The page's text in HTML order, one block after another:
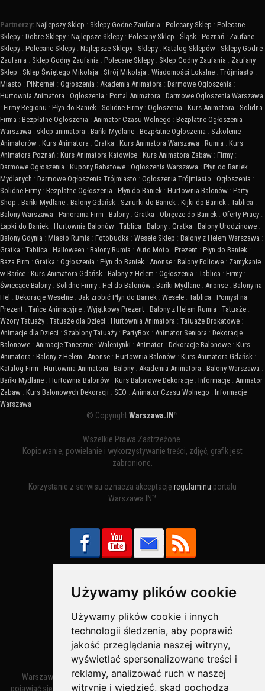
Używamy plików cookie
Używamy plików cookie i innych
technologii śledzenia, aby poprawić
jakość przeglądania naszej witryny,
wyświetlać spersonalizowane treści i
reklamy, analizować ruch w naszej
witrynie i wiedzieć, skąd pochodzą
Partnerzy: Najlepszy Sklep : Sklepy Godne Zaufania : Polecany Sklep : Polecane
Sklepy : Dobre Sklepy : Najlepsze Sklepy : Polecany Sklep : Śląsk : Poznań : Zaufane
Sklepy : Polecane Sklepy : Najlepsze Sklepy : Sklepy : Katalog Sklepów : Sklepy Godne
Zaufania : Sklep Godny Zaufania : Polecane Sklepy : Sklep Godny Zaufania : Zaufany
Sklep : Sklep Świętego Mikołaja : Strój Mikołaja : Wiadomości Lokalne : Trójmiasto :
Miasto : PINternet : Ogłoszenia : Akademia Animatora : Darmowe Ogłoszenia :
Hurtownia Animatora : Ogłoszenia : Portal Animatora : Darmowe Ogłoszenia Warszawa
: Firmy Regionu : Płyn do Baniek : Solidne Firmy : Ogłoszenia : Kurs Animatora : Solidna
Firma : Bezpłatne Ogłoszenia : Animator Czasu Wolnego : Bezpłatne Ogłoszenia
Warszawa : sklep animatora : Bańki Mydlane : Bezpłatne Ogłoszenia : Szkolenie
Animatorów : Kurs Animatora : Gratka : Kurs Animatora Warszawa : Rumia : Kurs
Animatora Poznań : Kurs Animatora Katowice : Kurs Animatora Zabaw : Firmy :
Darmowe Ogłoszenia : Kupony Rabatowe : Ogłoszenia Warszawa : Płyn do Baniek
Mydlanych : Darmowe Ogłoszenia Trójmiasto : Ogłoszenia Trójmiasto : Ogłoszenia :
Solidne Firmy : Bezpłatne Ogłoszenia : Płyn do Baniek : Hurtownia Balonów : Party
Shop : Bańki Mydlane : Balony Gdańsk : Sznurki do Baniek : Kijki do Baniek : Tablica :
Balony Warszawa : Panorama Firm : Balony : Gratka : Obręcze do Baniek : Oferty Pracy :
Łapki do Baniek : Hurtownia Balonów : Tablica : Balony : Gratka : Balony Urodzinowe :
Balony Gdynia : Miasto Rumia : Fotobudka : Wesele Sklep : Balony z Helem Warszawa :
Gratka : Tablica : Halloween : Balony Rumia : Auto Moto : Prezent : Płyn do Baniek :
Baza Firm : Gratka : Ogłoszenia : Płyn do Baniek : Anonse : Balony Foliowe : Zamykanie
w Bańce : Kurs Animatora Gdańsk : Balony z Helem : Ogłoszenia : Tablica : Firmy :
Świecące Balony : Solidne Firmy : Hel do Balonów : Bańki Mydlane : Anonse : Balony na
Hel : Dekoracje Weselne : Jak zrobić Płyn do Baniek : Wesele : Tablica : Pomysł na
Prezent : Tańce Animacyjne : Wyjątkowy Prezent : Balony z Helem Rumia : Tatuaże :
Wzory Tatuaży : Tatuaże dla Dzieci : Hurtownia Animatora : Tatuaże Brokatowe :
Animacje dla Dzieci : Szablony Tatuaży : PartyBox : Animator Seniora : Dekoracje
Balonowe : Animacje Taneczne : Walentynki : Animator : Dekoracje Balonowe : Kurs
Animatora : Balony z Helem : Anonse : Hurtownia Balonów : Kurs Animatora Gdańsk :
Katalog Firm : Hurtownia Animatora : Balony : Akademia Animatora : Balony Warszawa :
Bańki Mydlane : Hurtownia Balonów : Kurs Balonowe Dekoracje : Informacje : Animator
Zabaw : Kurs Balonowych Dekoracji : SEO : Animator Czasu Wolnego : Informacje
Warszawa
© CopyrightWarszawa.IN ™
Wszelkie Prawa Zastrzeżone.
Kopiowanie, powielanie i wykorzystywanie treści, zdjęć, grafik jest
zabronione.
Korzystanie z serwisu oznacza akceptację regulaminu portalu
Warszawa.IN™
Bezpieczne Płatności obsługuje:
Warszawa – miasto stołeczne Warszawa. Nazwa miasta zaczęła
pojawiać się w dokumentach w XIV wieku jako Warszewa, a od XV wieku